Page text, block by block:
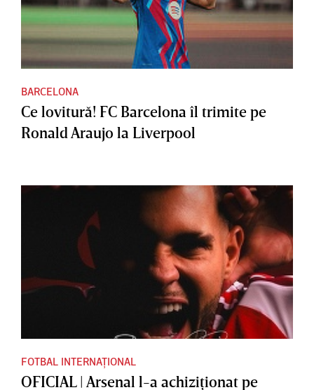
BARCELONA
Ce lovitură! FC Barcelona îl trimite pe
Ronald Araujo la Liverpool
FOTBAL INTERNAȚIONAL
OFICIAL | Arsenal l-a achiziţionat pe